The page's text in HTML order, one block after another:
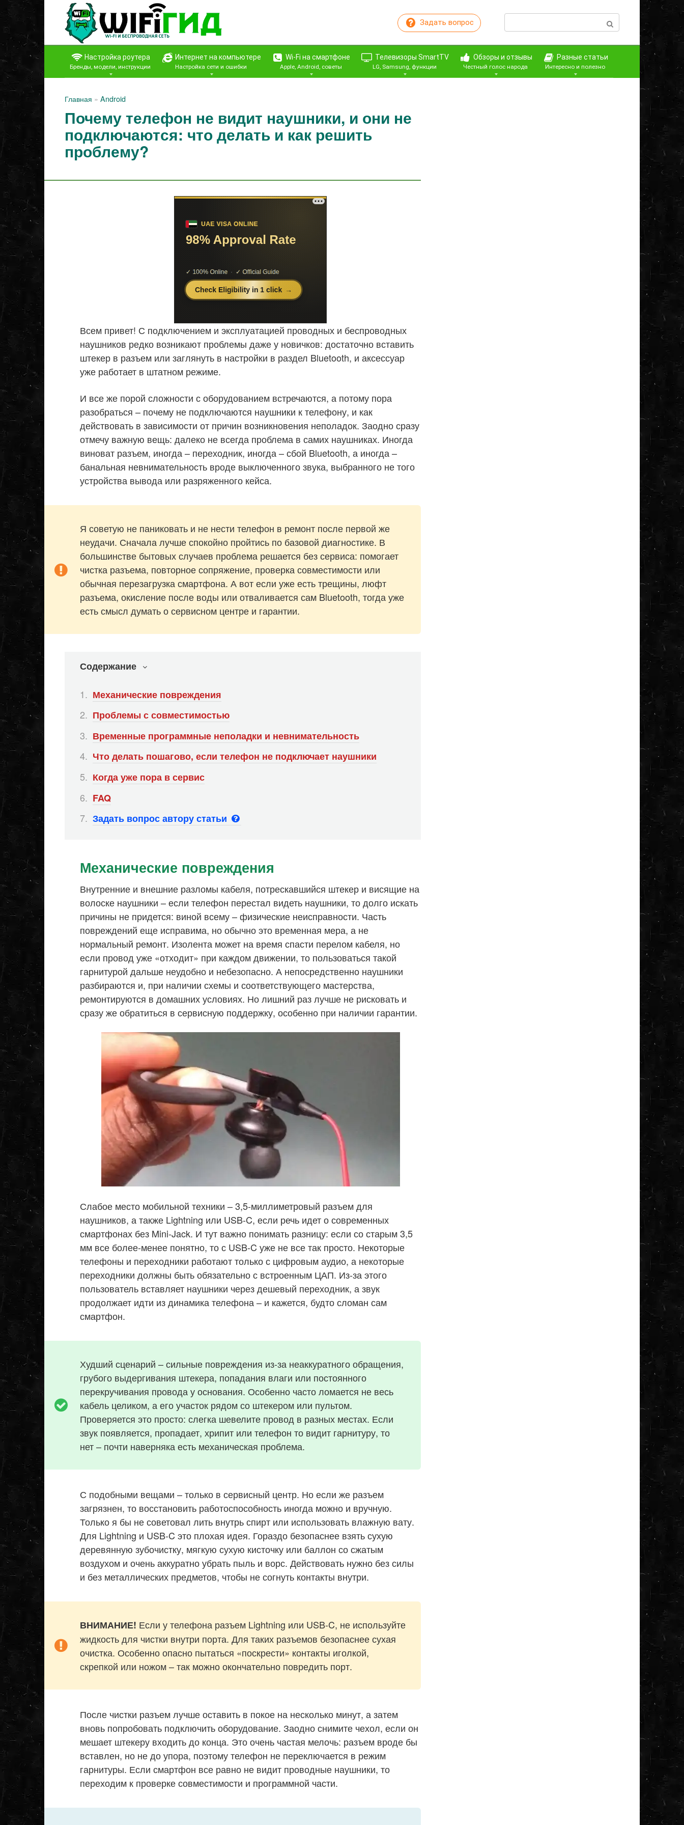
Перейти
контенту
Задать вопрос Поиск:
Настройка роутера
Бренды, модели, инструкции
Интернет на компьютере
Настройка сети и ошибки
Wi-Fi на смартфоне
Apple, Android, советы
Телевизоры SmartTV
LG, Samsung, функции
Обзоры и отзывы
Честный голос народа
Разные статьи
Интересно и полезно
Главная » Android
Почему телефон не видит наушники, и они не
подключаются: что делать и как решить
проблему?
Всем привет! С подключением и эксплуатацией проводных и беспроводных
наушников редко возникают проблемы даже у новичков: достаточно вставить
штекер в разъем или заглянуть в настройки в раздел Bluetooth, и аксессуар
уже работает в штатном режиме.
И все же порой сложности с оборудованием встречаются, а потому пора
разобраться – почему не подключаются наушники к телефону, и как
действовать в зависимости от причин возникновения неполадок. Заодно сразу
отмечу важную вещь: далеко не всегда проблема в самих наушниках. Иногда
виноват разъем, иногда – переходник, иногда – сбой Bluetooth, а иногда –
банальная невнимательность вроде выключенного звука, выбранного не того
устройства вывода или разряженного кейса.
Я советую не паниковать и не нести телефон в ремонт после первой же
неудачи. Сначала лучше спокойно пройтись по базовой диагностике. В
большинстве бытовых случаев проблема решается без сервиса: помогает
чистка разъема, повторное сопряжение, проверка совместимости или
обычная перезагрузка смартфона. А вот если уже есть трещины, люфт
разъема, окисление после воды или отваливается сам Bluetooth, тогда уже
есть смысл думать о сервисном центре и гарантии.
Содержание
Механические повреждения
Проблемы с совместимостью
Временные программные неполадки и невнимательность
Что делать пошагово, если телефон не подключает наушники
Когда уже пора в сервис
FAQ
Задать вопрос автору статьи
Механические повреждения
Внутренние и внешние разломы кабеля, потрескавшийся штекер и висящие на
волоске наушники – если телефон перестал видеть наушники, то долго искать
причины не придется: виной всему – физические неисправности. Часть
повреждений еще исправима, но обычно это временная мера, а не
нормальный ремонт. Изолента может на время спасти перелом кабеля, но
если провод уже «отходит» при каждом движении, то пользоваться такой
гарнитурой дальше неудобно и небезопасно. А непосредственно наушники
разбираются и, при наличии схемы и соответствующего мастерства,
ремонтируются в домашних условиях. Но лишний раз лучше не рисковать и
сразу же обратиться в сервисную поддержку, особенно при наличии гарантии.
Слабое место мобильной техники – 3,5-миллиметровый разъем для
наушников, а также Lightning или USB-C, если речь идет о современных
смартфонах без Mini-Jack. И тут важно понимать разницу: если со старым 3,5
мм все более-менее понятно, то с USB-C уже не все так просто. Некоторые
телефоны и переходники работают только с цифровым аудио, а некоторые
переходники должны быть обязательно с встроенным ЦАП. Из-за этого
пользователь вставляет наушники через дешевый переходник, а звук
продолжает идти из динамика телефона – и кажется, будто сломан сам
смартфон.
Худший сценарий – сильные повреждения из-за неаккуратного обращения,
грубого выдергивания штекера, попадания влаги или постоянного
перекручивания провода у основания. Особенно часто ломается не весь
кабель целиком, а его участок рядом со штекером или пультом.
Проверяется это просто: слегка шевелите провод в разных местах. Если
звук появляется, пропадает, хрипит или телефон то видит гарнитуру, то
нет – почти наверняка есть механическая проблема.
С подобными вещами – только в сервисный центр. Но если же разъем
загрязнен, то восстановить работоспособность иногда можно и вручную.
Только я бы не советовал лить внутрь спирт или использовать влажную вату.
Для Lightning и USB-C это плохая идея. Гораздо безопаснее взять сухую
деревянную зубочистку, мягкую сухую кисточку или баллон со сжатым
воздухом и очень аккуратно убрать пыль и ворс. Действовать нужно без силы
и без металлических предметов, чтобы не согнуть контакты внутри.
ВНИМАНИЕ! Если у телефона разъем Lightning или USB-C, не используйте
жидкость для чистки внутри порта. Для таких разъемов безопаснее сухая
очистка. Особенно опасно пытаться «поскрести» контакты иголкой,
скрепкой или ножом – так можно окончательно повредить порт.
После чистки разъем лучше оставить в покое на несколько минут, а затем
вновь попробовать подключить оборудование. Заодно снимите чехол, если он
мешает штекеру входить до конца. Это очень частая мелочь: разъем вроде бы
вставлен, но не до упора, поэтому телефон не переключается в режим
гарнитуры. Если смартфон все равно не видит проводные наушники, то
переходим к проверке совместимости и программной части.